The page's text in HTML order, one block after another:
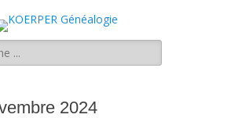
KOERPER
Koerper, Herrlisheim.
:
2024